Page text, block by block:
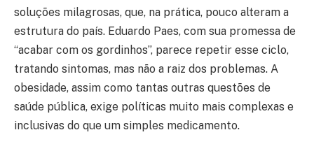
soluções milagrosas, que, na prática, pouco alteram a
estrutura do país. Eduardo Paes, com sua promessa de
“acabar com os gordinhos”, parece repetir esse ciclo,
tratando sintomas, mas não a raiz dos problemas. A
obesidade, assim como tantas outras questões de
saúde pública, exige políticas muito mais complexas e
inclusivas do que um simples medicamento.